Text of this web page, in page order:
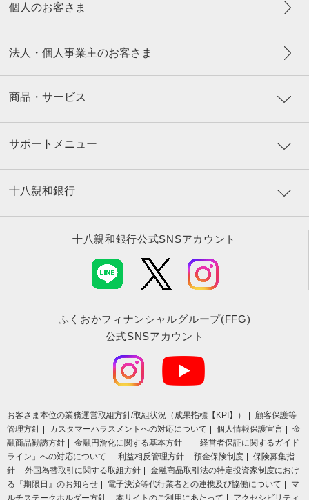
個人のお客さま
法人・個人事業主のお客さま
商品・サービス
サポートメニュー
十八親和銀行
十八親和銀行公式SNSアカウント
ふくおかフィナンシャルグループ(FFG)
公式SNSアカウント
お客さま本位の業務運営取組⽅針/取組状況（成果指標【KPI】）
顧客保護等
管理方針
カスタマーハラスメントへの対応について 個人情報保護宣言
金
融商品勧誘方針
金融円滑化に関する基本方針
「経営者保証に関するガイド
ライン」への対応について
利益相反管理方針 預金保険制度
保険募集指
針
外国為替取引に関する取組方針
金融商品取引法の特定投資家制度におけ
る『期限日』のお知らせ
電子決済等代行業者との連携及び協働について
マ
ルチステークホルダー方針
本サイトのご利用にあたって アクセシビリティ